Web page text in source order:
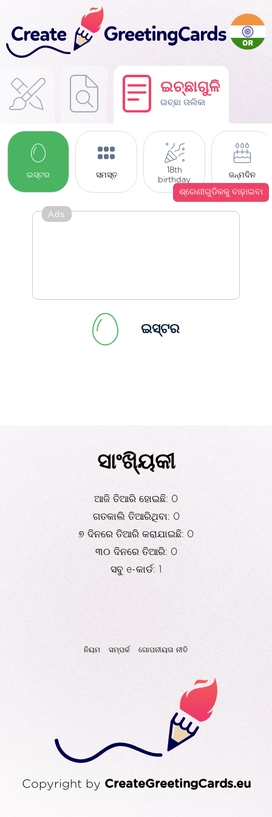
ଇଚ୍ଛାଗୁଳି
ଇଚ୍ଛା ତାଲିକା
ଇସ୍ଟର ସମସ୍ତ
18th
birthday
ଜନ୍ମଦିନ
ଶ୍ରେଣୀଗୁଡିକକୁ ବାଢ଼ାଇବା
Ads
ଇସ୍ଟର
ସାଂଖ୍ୟିକୀ
ଆଜି ତିଆରି ହୋଇଛି: 0
ଗତକାଲି ତିଆରିଥିବା: 0
୭ ଦିନରେ ତିଆରି କରାଯାଇଛି: 0
୩୦ ଦିନରେ ତିଆରି: 0
ସବୁ e-କାର୍ଡ: 1
ନିୟମ ସମ୍ପର୍କ ଗୋପନୀୟତା ନୀତି
Copyright by CreateGreetingCards.eu